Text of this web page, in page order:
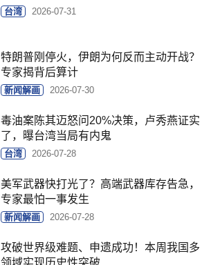
台湾 2026-07-31
特朗普刚停火，伊朗为何反而主动开战？
专家揭背后算计
新闻解画 2026-07-30
毒油案陈其迈怒问20%决策，卢秀燕证实
了，曝台湾当局有内鬼
台湾 2026-07-28
美军武器快打光了？高端武器库存告急，
专家最怕一事发生
新闻解画 2026-07-28
攻破世界级难题、申遗成功！本周我国多